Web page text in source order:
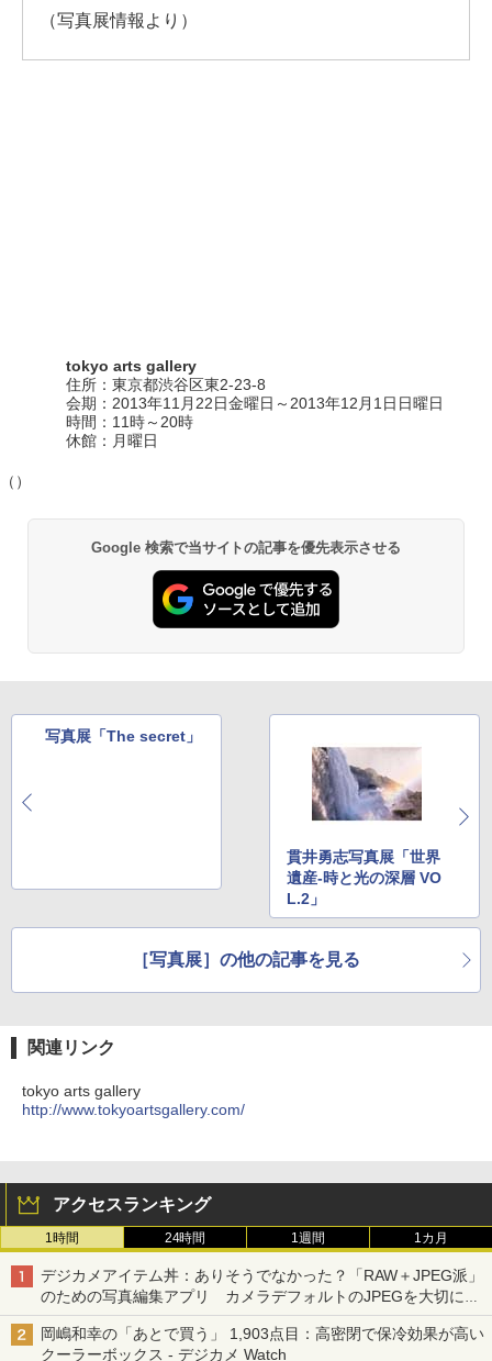
（写真展情報より）
tokyo arts gallery
住所：東京都渋谷区東2-23-8
会期：2013年11月22日金曜日～2013年12月1日日曜日
時間：11時～20時
休館：月曜日
（）
Google 検索で当サイトの記事を優先表示させる
写真展「The secret」
貫井勇志写真展「世界
遺産-時と光の深層 VO
L.2」
［写真展］の他の記事を見る
関連リンク
tokyo arts gallery
http://www.tokyoartsgallery.com/
アクセスランキング
1時間 24時間 1週間 1カ月
デジカメアイテム丼：ありそうでなかった？「RAW＋JPEG派」
のための写真編集アプリ カメラデフォルトのJPEGを大切にす
る「Filmator」
岡嶋和幸の「あとで買う」 1,903点目：高密閉で保冷効果が高い
クーラーボックス - デジカメ Watch